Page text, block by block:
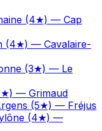
(4★) — Cap
(4★) — Cavalaire-
(3★) — Le
— Grimaud
(5★) — Fréjus
(4★) —